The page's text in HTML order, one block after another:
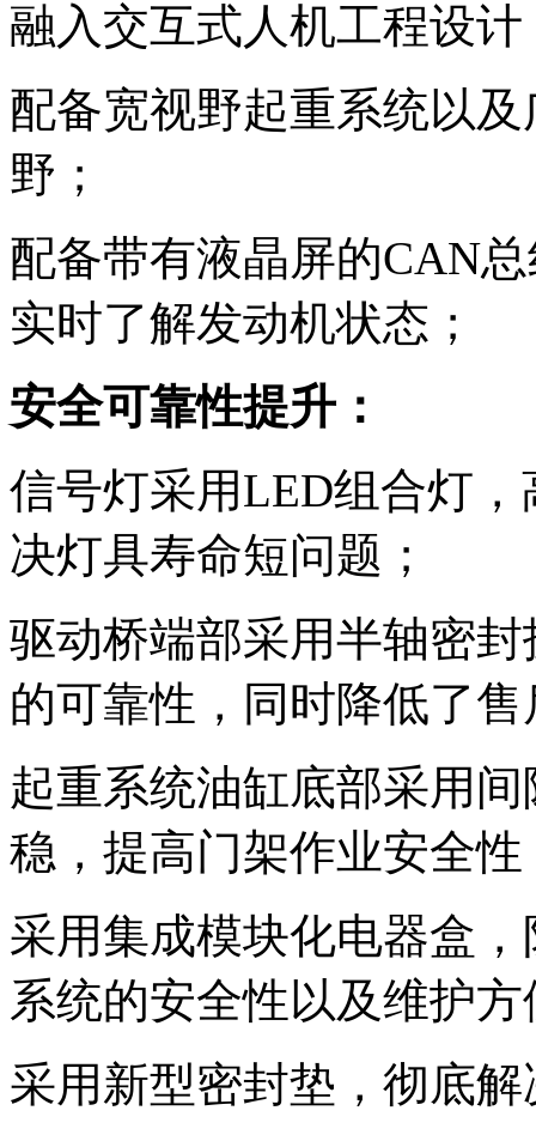
融入交互式人机工程设
配备宽视野起重系统以
野；
配备带有液晶屏的CAN
实时了解发动机状态；
安全可靠性提升：
信号灯采用LED组合灯
决灯具寿命短问题；
驱动桥端部采用半轴密
的可靠性，同时降低了
起重系统油缸底部采用
稳，提高门架作业安全性
采用集成模块化电器盒
系统的安全性以及维护
采用新型密封垫，彻底